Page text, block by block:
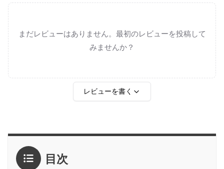
まだレビューはありません。最初のレビューを投稿して
みませんか？
レビューを書く
4点
3点
2点
1点
感想 * 目次